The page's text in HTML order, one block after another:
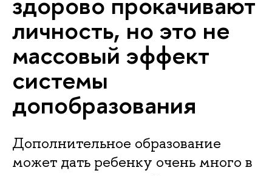
личность, но это не
массовый эффект
системы
допобразования
Дополнительное образование
может дать ребенку очень много в